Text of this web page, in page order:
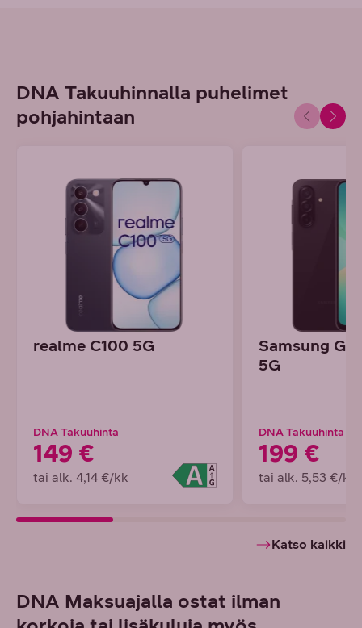
DNA Takuuhinnalla puhelimet
pohjahintaan
realme C100 5G
DNA Takuuhinta
149 €
tai alk. 4,14 €/kk
Samsung
5G
DNA Takuuhinta
199 €
tai alk. 5,53 €/kk
Katso kaikki
DNA Maksuajalla ostat ilman